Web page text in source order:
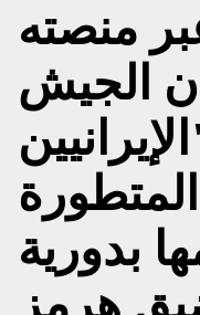
منصته
الجيش
بدورية